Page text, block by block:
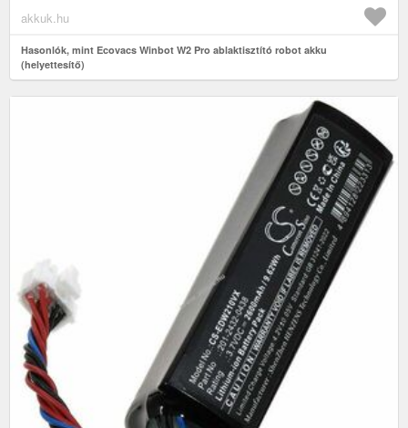
akkuk.hu
Hasonlók, mint Ecovacs Winbot W2 Pro ablaktisztító robot akku
(helyettesítő)